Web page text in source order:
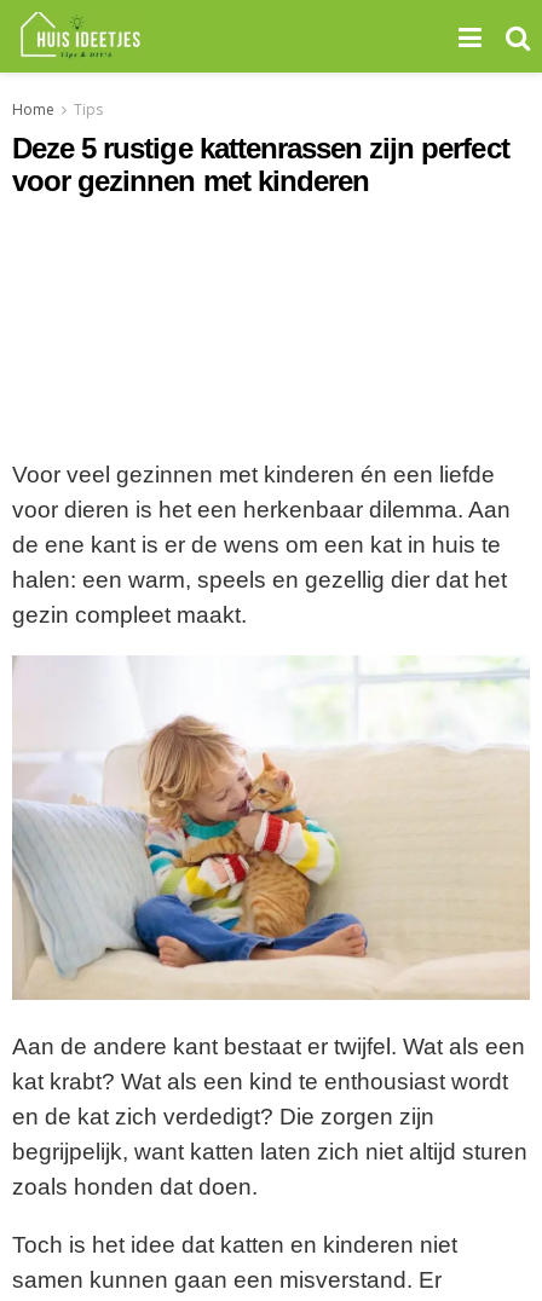
Home Tips
Deze 5 rustige kattenrassen zijn perfect
voor gezinnen met kinderen
Voor veel gezinnen met kinderen én een liefde
voor dieren is het een herkenbaar dilemma. Aan
de ene kant is er de wens om een kat in huis te
halen: een warm, speels en gezellig dier dat het
gezin compleet maakt.
Aan de andere kant bestaat er twijfel. Wat als een
kat krabt? Wat als een kind te enthousiast wordt
en de kat zich verdedigt? Die zorgen zijn
begrijpelijk, want katten laten zich niet altijd sturen
zoals honden dat doen.
Toch is het idee dat katten en kinderen niet
samen kunnen gaan een misverstand. Er